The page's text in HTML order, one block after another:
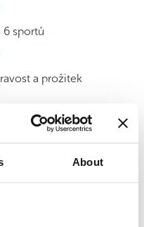
About
6 sportů
a prožitek
trenéři